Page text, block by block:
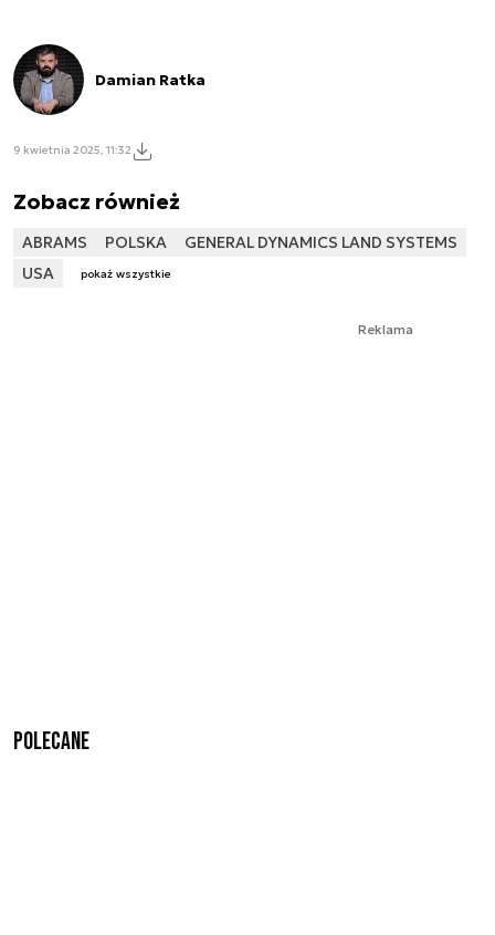
Damian Ratka
9 kwietnia 2025, 11:32
Zobacz również
ABRAMS POLSKA
GENERAL DYNAMICS LAND SYSTEMS
USA
pokaż wszystkie
Reklama
Polecane